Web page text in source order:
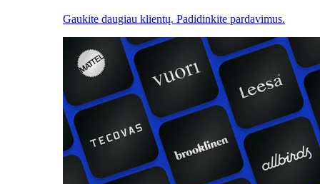
Gaukite daugiau klientų. Padidinkite pardavimus.